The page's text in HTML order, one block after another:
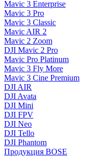
Mavic 3 Enterprise
Mavic 3 Pro
Mavic 3 Сlassic
Mavic AIR 2
Mavic 2 Zoom
DJI Mavic 2 Pro
Mavic Pro Platinum
Mavic 3 Fly More
Mavic 3 Cine Premium
DJI AIR
DJI Avata
DJI Mini
DJI FPV
DJI Neo
DJI Tello
DJI Phantom
Продукция BOSE